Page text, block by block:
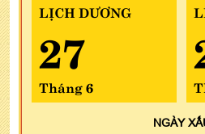
LỊCH DƯƠNG
27
Tháng 6
NGÀY